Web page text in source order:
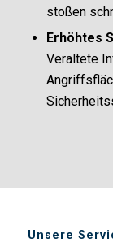
stoßen
Erhöhtes
Veraltete
Unsere